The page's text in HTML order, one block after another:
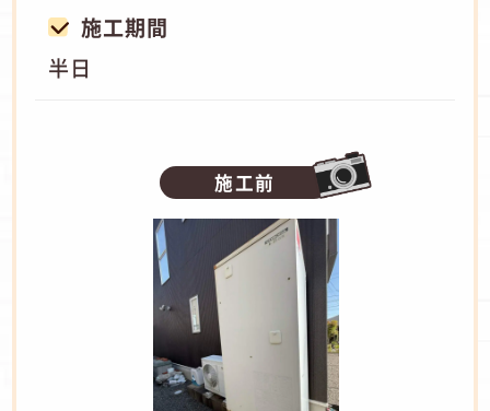
施工期間
半日
施工前